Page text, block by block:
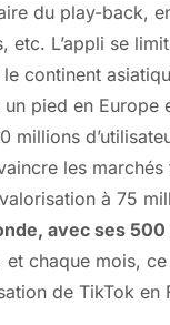
du play-back,
L’appli se
continent
pied en
les
à 75
avec ses
et chaque mois,
de TikTok en